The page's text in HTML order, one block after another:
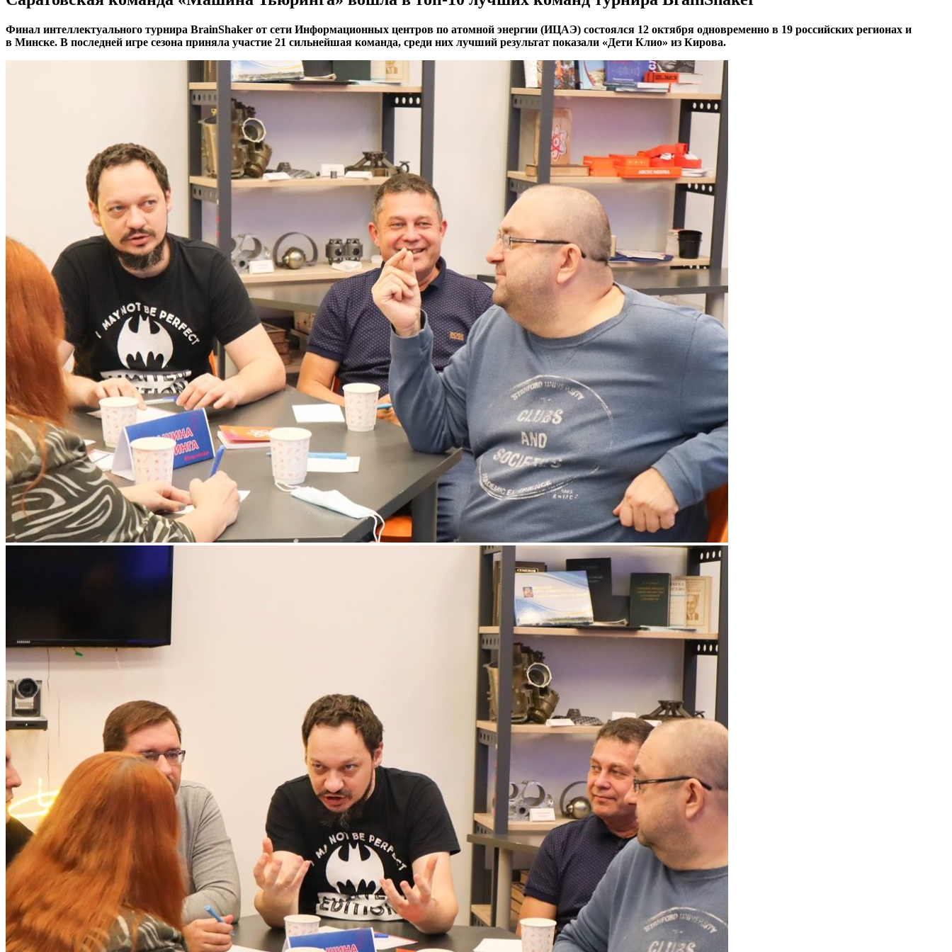
Финал интеллектуального турнира BrainShaker от сети Информационных центров по атомной энергии (ИЦАЭ) состоялся 12 октября одновременно в 19 российских регионах и
в Минске. В последней игре сезона приняла участие 21 сильнейшая команда, среди них лучший результат показали «Дети Клио» из Кирова.